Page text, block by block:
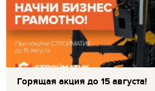
Горящая акция до 15 августа!